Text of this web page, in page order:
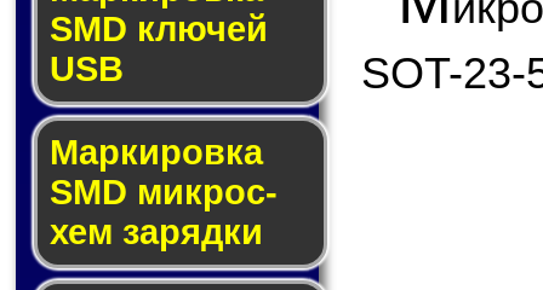
SMD клю­чей
USB
Маркировка
SMD мик­рос­
хем за­ряд­ки
SOT-23-